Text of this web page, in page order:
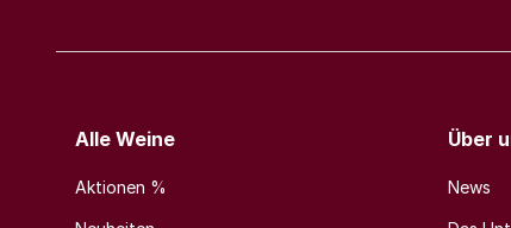
Alle Weine
Aktionen %
Über
News